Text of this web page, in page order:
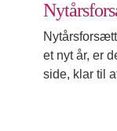
et nyt år, er
side, klar til